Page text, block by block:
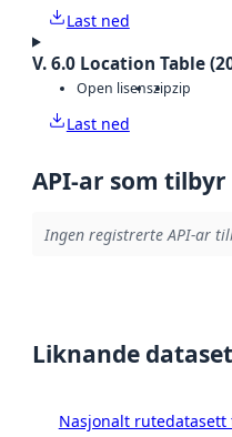
Last ned
V. 6.0 Location Table
Open lisenszipzip
Last ned
API-ar som
Ingen registrerte API-ar
Liknande
Nasjonalt